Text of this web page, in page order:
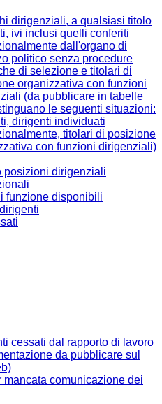
dirigenziali, a qualsiasi titolo
ivi inclusi quelli conferiti
dall'organo di
politico senza procedure
di selezione e titolari di
organizzativa con funzioni
(da pubblicare in tabelle
le seguenti situazioni:
dirigenti individuati
titolari di posizione
con funzioni dirigenziali)
posizioni dirigenziali
funzione disponibili
cessati dal rapporto di lavoro
da pubblicare sul
mancata comunicazione dei